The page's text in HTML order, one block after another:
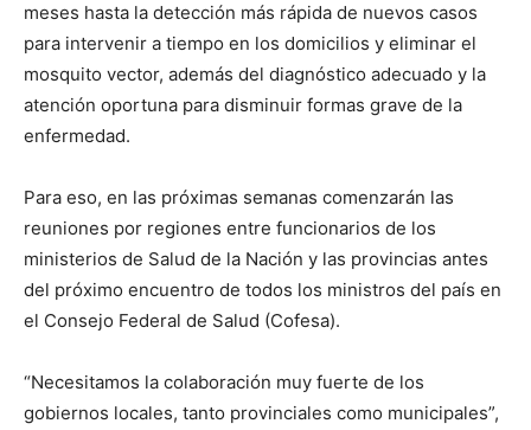
meses hasta la detección más rápida de nuevos casos
para intervenir a tiempo en los domicilios y eliminar el
mosquito vector, además del diagnóstico adecuado y la
atención oportuna para disminuir formas grave de la
enfermedad.
Para eso, en las próximas semanas comenzarán las
reuniones por regiones entre funcionarios de los
ministerios de Salud de la Nación y las provincias antes
del próximo encuentro de todos los ministros del país en
el Consejo Federal de Salud (Cofesa).
“Necesitamos la colaboración muy fuerte de los
gobiernos locales, tanto provinciales como municipales”,